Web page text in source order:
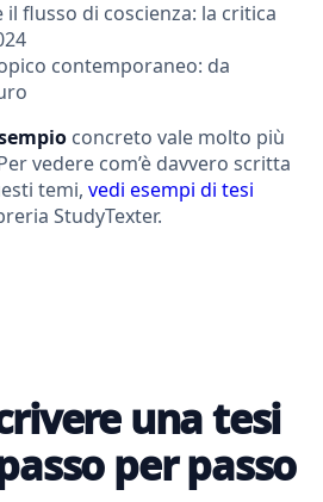
flusso di coscienza: la critica
contemporaneo: da
concreto vale molto più
vedere com’è davvero scritta
temi, vedi esempi di tesi
StudyTexter.
una tesi
per passo